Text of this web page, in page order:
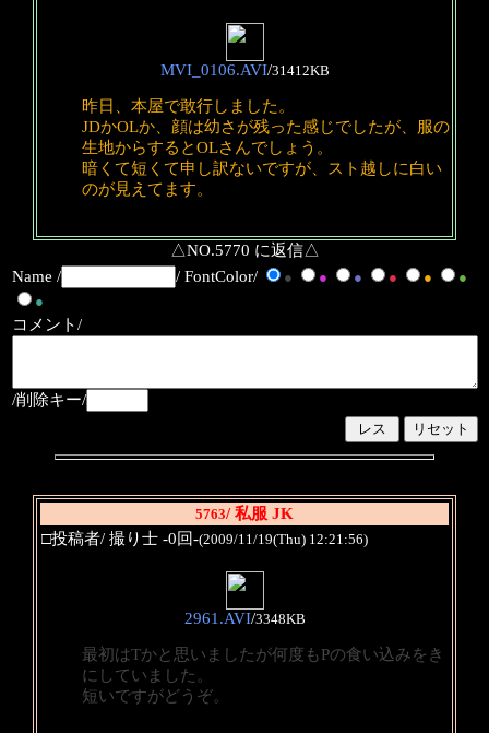
MVI_0106.AVI/31412KB
昨日、本屋で敢行しました。
JDかOLか、顔は幼さが残った感じでしたが、服の
生地からするとOLさんでしょう。
暗くて短くて申し訳ないですが、スト越しに白い
のが見えてます。
△NO.5770 に返信△
Name /
/ FontColor/ ● ● ● ● ●
●
●
コメント/
/削除キー/
5763/ 私服 JK
□投稿者/ 撮り士 -0回-(2009/11/19(Thu) 12:21:56)
2961.AVI/3348KB
最初はTかと思いましたが何度もPの食い込みをき
にしていました。
短いですがどうぞ。